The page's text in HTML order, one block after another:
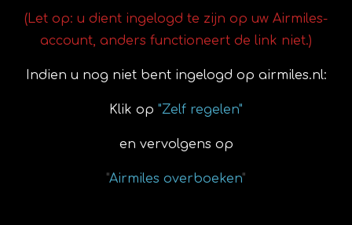
(Let op: u dient ingelogd te zijn op uw Airmiles-
account, anders functioneert de link niet.)
Indien u nog niet bent ingelogd op airmiles.nl:
Klik op "Zelf regelen"
en vervolgens op
"Airmiles overboeken"